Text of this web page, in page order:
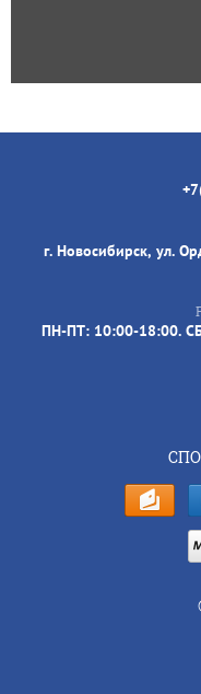
г. Новосибирск, ул.
ПН-ПТ: 10:00-18:00.